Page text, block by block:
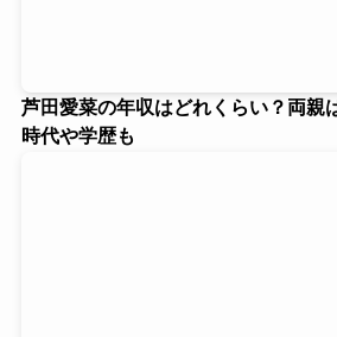
芦田愛菜の年収はどれくらい？両親
時代や学歴も